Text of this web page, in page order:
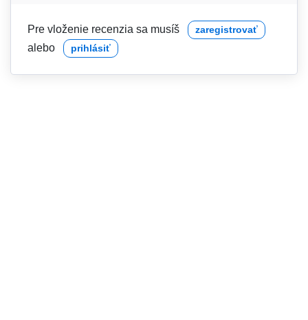
Pre vloženie recenzia sa musíš zaregistrovať
alebo prihlásiť